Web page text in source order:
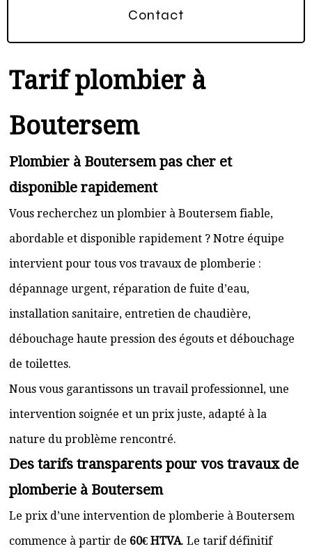
Contact
Tarif plombier à
Boutersem
Plombier à Boutersem pas cher et
disponible rapidement
Vous recherchez un plombier à Boutersem fiable,
abordable et disponible rapidement ? Notre équipe
intervient pour tous vos travaux de plomberie :
dépannage urgent, réparation de fuite d’eau,
installation sanitaire, entretien de chaudière,
débouchage haute pression des égouts et débouchage
de toilettes.
Nous vous garantissons un travail professionnel, une
intervention soignée et un prix juste, adapté à la
nature du problème rencontré.
Des tarifs transparents pour vos travaux de
plomberie à Boutersem
Le prix d’une intervention de plomberie à Boutersem
commence à partir de 60€ HTVA. Le tarif définitif